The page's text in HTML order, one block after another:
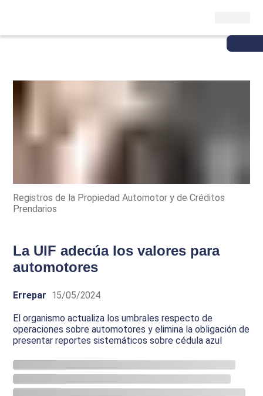
Registros de la Propiedad Automotor y de Créditos
Prendarios
La UIF adecúa los valores para
automotores
Errepar 15/05/2024
El organismo actualiza los umbrales respecto de
operaciones sobre automotores y elimina la obligación de
presentar reportes sistemáticos sobre cédula azul